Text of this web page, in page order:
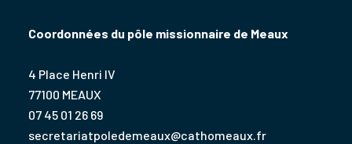
Coordonnées du pôle missionnaire de Meaux
4 Place Henri IV
77100 MEAUX
07 45 01 26 69
secretariatpoledemeaux@cathomeaux.fr